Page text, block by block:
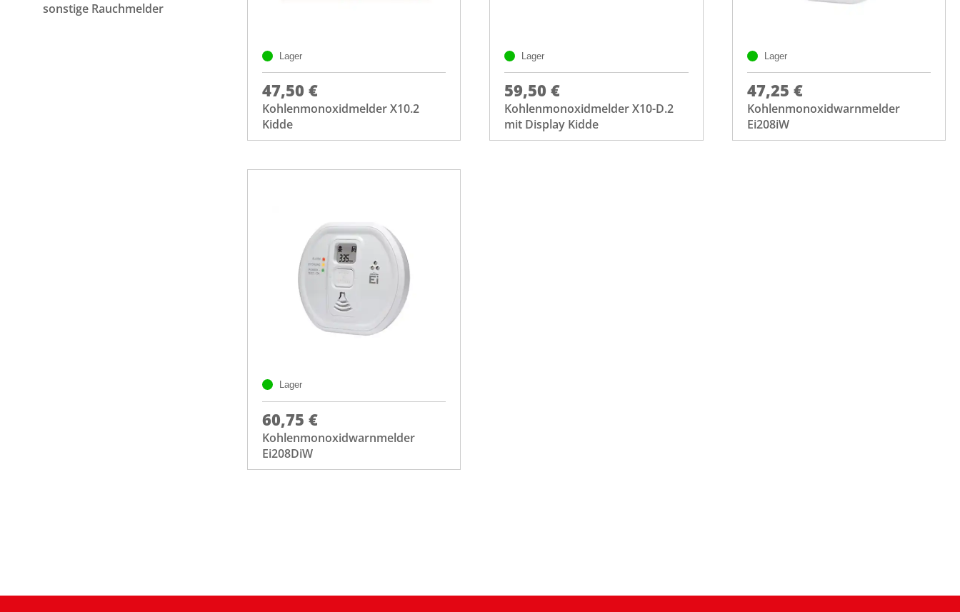
sonstige Rauchmelder
Lager
47,50 €
Kohlenmonoxidmelder X10.2
Kidde
Lager
59,50 €
Kohlenmonoxidmelder X10-D.2
mit Display Kidde
Lager
47,25 €
Kohlenmonoxidwarnmelder
Ei208iW
Lager
60,75 €
Kohlenmonoxidwarnmelder
Ei208DiW